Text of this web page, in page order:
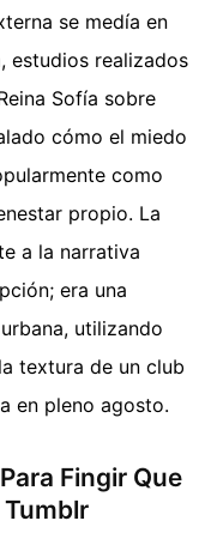
se medía en
estudios realizados
Sofía sobre
cómo el miedo
como
propio. La
a la narrativa
era una
utilizando
textura de un club
en pleno agosto.
Fingir Que